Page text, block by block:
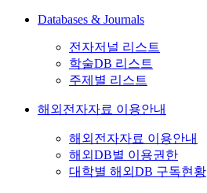
Databases & Journals
전자저널 리스트
학술DB 리스트
주제별 리스트
해외전자자료 이용안내
해외전자자료 이용안내
해외DB별 이용권한
대학별 해외DB 구독현황